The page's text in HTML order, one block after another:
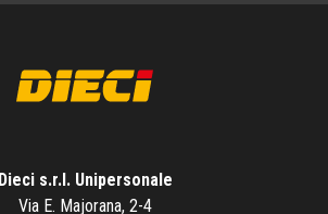
Dieci s.r.l. Unipersonale
Via E. Majorana, 2-4